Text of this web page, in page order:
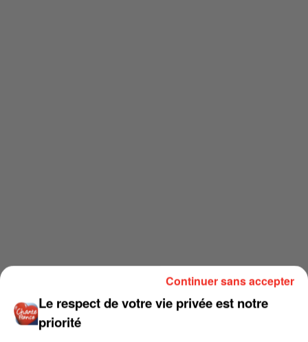
Le respect de votre vie privée est notre
priorité
Continuer sans accepter